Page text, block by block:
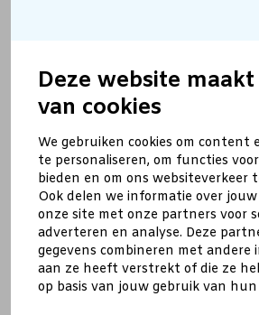
Deze website
van cookies
We gebruiken cookies om content
te personaliseren, om functies
bieden en om ons websiteverkeer
Ook delen we informatie over
onze site met onze partners voor
adverteren en analyse. Deze
gegevens combineren met andere
aan ze heeft verstrekt of die ze
op basis van jouw gebruik van hun